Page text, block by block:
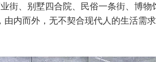
街、别墅四合院、民俗一条街、博
，由内而外，无不契合现代人的生活需